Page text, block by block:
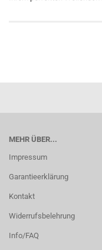
MEHR ÜBER...
Impressum
Garantieerklärung
Kontakt
Widerrufsbelehrung
Info/FAQ